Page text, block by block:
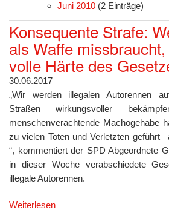
Juni 2010 (2 Einträge)
Konsequente Strafe:
als Waffe
volle Härte des
30.06.2017
„Wir werden illegalen Autorennen
Straßen wirkungsvoller
menschenverachtende Machogehabe
zu vielen Toten und Verletzten
“, kommentiert der SPD Abgeordnete
in dieser Woche verabschiedete
illegale Autorennen.
Weiterlesen